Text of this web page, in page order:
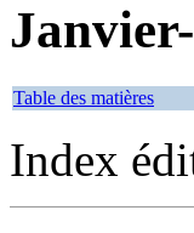
Table des matières
Index